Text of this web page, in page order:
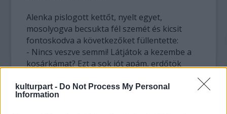
kulturpart - Do Not Process My Personal
Information
Alenka pislogott kettőt, nyelt egyet,
mosolyogva becsukta fél szemét és kicsit
fontoskodva a következőket füllentette:
- Nincs veszve semmi! Látjátok a kezembe a
kosárkámat? Ezt a sok jót apám, erdőtök
hódolatát és terményeit nektek! Nos, először
is jelöljük ki a táncparkettet! – azzal Alenka